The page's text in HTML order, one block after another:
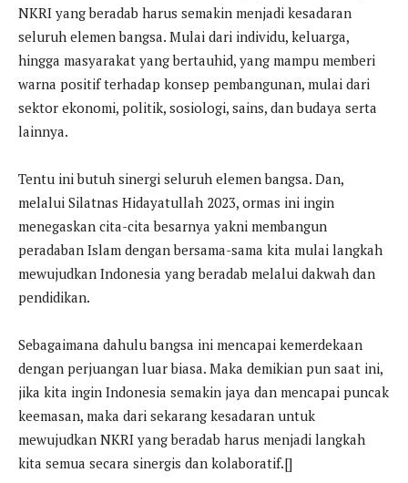
NKRI yang beradab harus semakin menjadi kesadaran
seluruh elemen bangsa. Mulai dari individu, keluarga,
hingga masyarakat yang bertauhid, yang mampu memberi
warna positif terhadap konsep pembangunan, mulai dari
sektor ekonomi, politik, sosiologi, sains, dan budaya serta
lainnya.
Tentu ini butuh sinergi seluruh elemen bangsa. Dan,
melalui Silatnas Hidayatullah 2023, ormas ini ingin
menegaskan cita-cita besarnya yakni membangun
peradaban Islam dengan bersama-sama kita mulai langkah
mewujudkan Indonesia yang beradab melalui dakwah dan
pendidikan.
Sebagaimana dahulu bangsa ini mencapai kemerdekaan
dengan perjuangan luar biasa. Maka demikian pun saat ini,
jika kita ingin Indonesia semakin jaya dan mencapai puncak
keemasan, maka dari sekarang kesadaran untuk
mewujudkan NKRI yang beradab harus menjadi langkah
kita semua secara sinergis dan kolaboratif.[]